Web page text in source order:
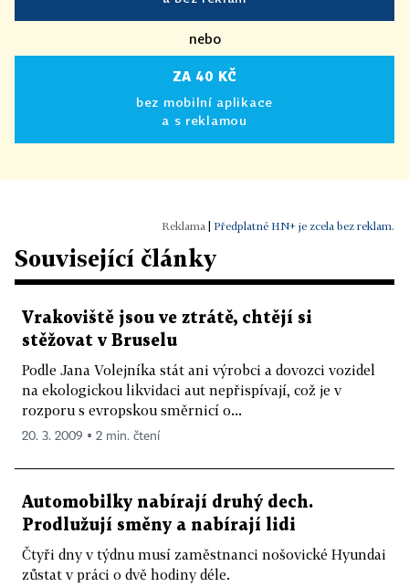
nebo
ZA 40 KČ
bez mobilní aplikace
a s reklamou
Předplatné HN+ je zcela bez reklam.
Související články
Vrakoviště jsou ve ztrátě, chtějí si
stěžovat v Bruselu
Podle Jana Volejníka stát ani výrobci a dovozci vozidel
na ekologickou likvidaci aut nepřispívají, což je v
rozporu s evropskou směrnicí o...
20. 3. 2009 ▪ 2 min. čtení
Automobilky nabírají druhý dech.
Prodlužují směny a nabírají lidi
Čtyři dny v týdnu musí zaměstnanci nošovické Hyundai
zůstat v práci o dvě hodiny déle.